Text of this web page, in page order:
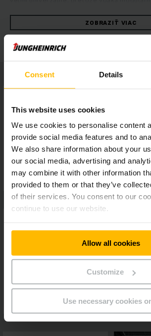
Consent Details
This website uses cookies
We use cookies to personalise content
provide social media features and to
We also share information about your
our social media, advertising and
may combine it with other information
provided to them or that they’ve
of their services. You consent to our
continue to use our website.
Allow all cookies
Customize
Use necessary cookies
zvýšenia efektivity cez dodatočnú
na použitie v exteriéri môžete v prípade
vykonať množstvo modifikácií pre potreby
použitia. Štyri plošinové varianty napríklad
ergonomické riešenia pre vaše
Vozíky ERE dosahujú vysokú rýchlosť a
čím však nijako netrpí ich obratnosť.
ZOBRAZIŤ VIAC